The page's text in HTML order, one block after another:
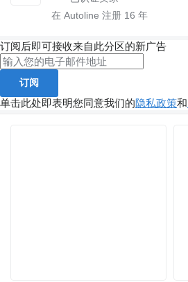
在 Autoline 注册 16 年
订阅后即可接收来自此分区的新广告
订阅
单击此处即表明您同意我们的隐私政策和